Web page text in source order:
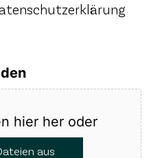
hier her oder
aus